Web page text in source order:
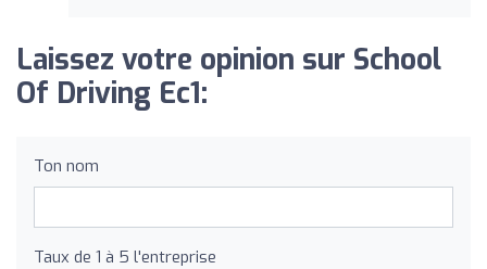
Laissez votre opinion sur School
Of Driving Ec1:
Ton nom
Taux de 1 à 5 l'entreprise